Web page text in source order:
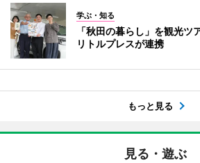
学ぶ・知る
「秋田の暮らし」を観光
リトルプレスが連携
もっと見る
見る・遊ぶ